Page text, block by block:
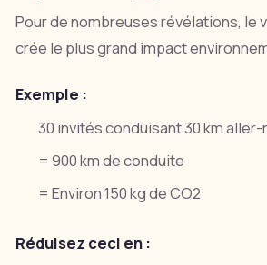
Pour de nombreuses révélations, le
crée le plus grand impact
Exemple :
30 invités conduisant 30 km
= 900 km de conduite
= Environ 150 kg de CO2
Réduisez ceci en :